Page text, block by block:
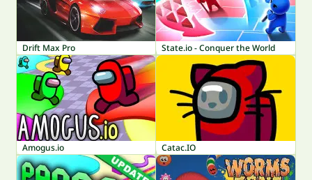
Drift Max Pro State.io - Conquer the World
Amogus.io Catac.IO